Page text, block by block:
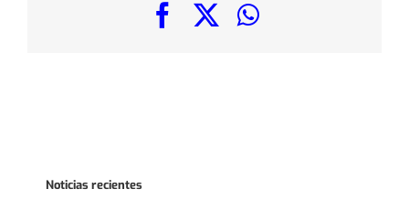
FacebookWhatsApp
Noticias recientes